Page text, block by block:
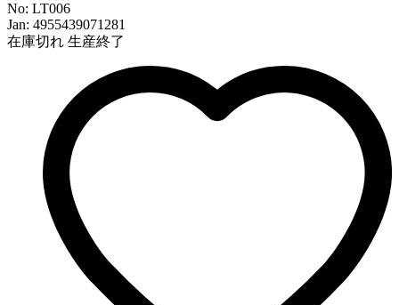
No: LT006
Jan: 4955439071281
在庫切れ 生産終了